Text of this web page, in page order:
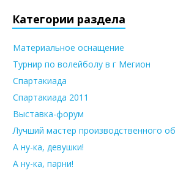
Категории раздела
Материальное оснащение
Турнир по волейболу в г Мегион
Спартакиада
Спартакиада 2011
Выставка-форум
Лучший мастер производственного
А ну-ка, девушки!
А ну-ка, парни!